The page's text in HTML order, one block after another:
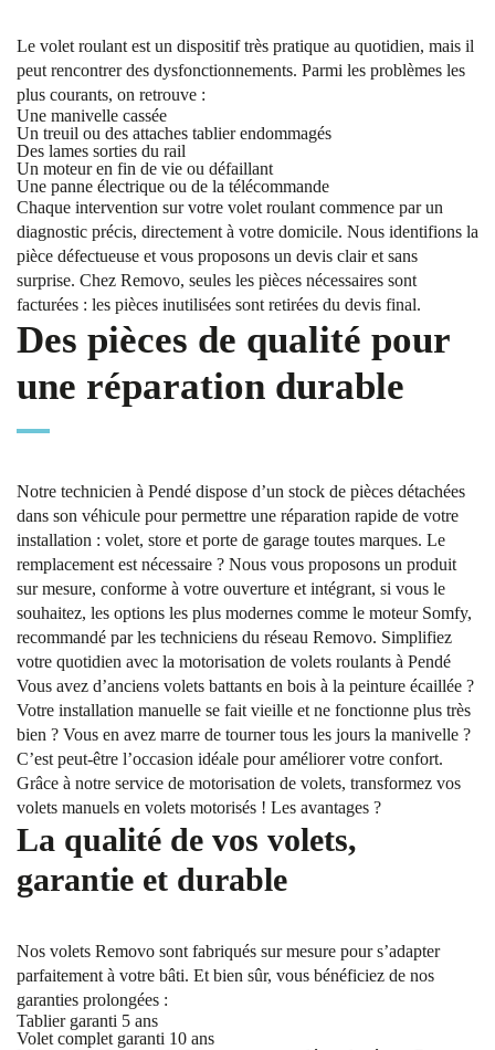
Le volet roulant est un dispositif très pratique au quotidien, mais il
peut rencontrer des dysfonctionnements. Parmi les problèmes les
plus courants, on retrouve :
Une manivelle cassée
Un treuil ou des attaches tablier endommagés
Des lames sorties du rail
Un moteur en fin de vie ou défaillant
Une panne électrique ou de la télécommande
Chaque intervention sur votre volet roulant commence par un
diagnostic précis, directement à votre domicile. Nous identifions la
pièce défectueuse et vous proposons un devis clair et sans
surprise. Chez Removo, seules les pièces nécessaires sont
facturées : les pièces inutilisées sont retirées du devis final.
Des pièces de qualité pour
une réparation durable
Notre technicien à Pendé dispose d’un stock de pièces détachées
dans son véhicule pour permettre une réparation rapide de votre
installation : volet, store et porte de garage toutes marques. Le
remplacement est nécessaire ? Nous vous proposons un produit
sur mesure, conforme à votre ouverture et intégrant, si vous le
souhaitez, les options les plus modernes comme le moteur Somfy,
recommandé par les techniciens du réseau Removo. Simplifiez
votre quotidien avec la motorisation de volets roulants à Pendé
Vous avez d’anciens volets battants en bois à la peinture écaillée ?
Votre installation manuelle se fait vieille et ne fonctionne plus très
bien ? Vous en avez marre de tourner tous les jours la manivelle ?
C’est peut-être l’occasion idéale pour améliorer votre confort.
Grâce à notre service de motorisation de volets, transformez vos
volets manuels en volets motorisés ! Les avantages ?
La qualité de vos volets,
garantie et durable
Nos volets Removo sont fabriqués sur mesure pour s’adapter
parfaitement à votre bâti. Et bien sûr, vous bénéficiez de nos
garanties prolongées :
Tablier garanti 5 ans
Volet complet garanti 10 ans